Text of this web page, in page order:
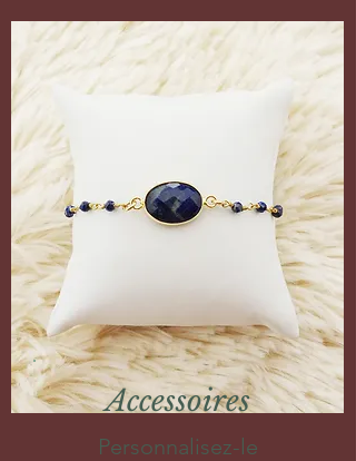
Accessoires
Personnalisez-le